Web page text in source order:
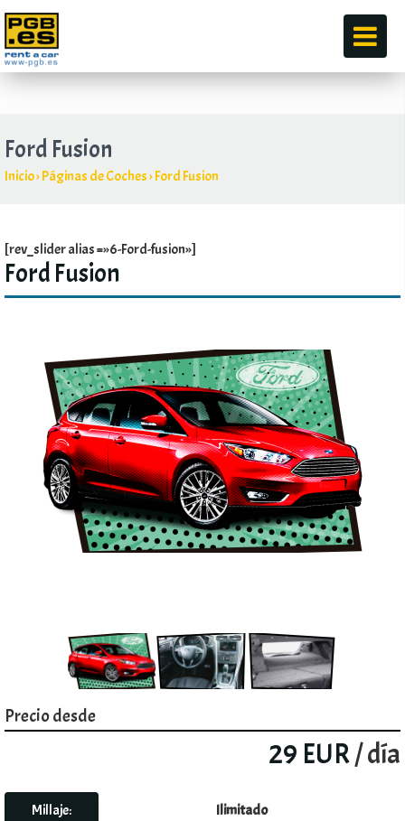
por
Ford Fusion
Inicio›Páginas de Coches›Ford Fusion
[rev_slider alias =»6-Ford-fusion»]
Ford Fusion
Precio desde
29 EUR/ día
Millaje: Ilimitado